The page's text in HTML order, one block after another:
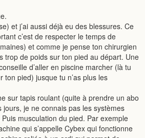
et j’ai aussi déjà eu des blessures. Ce
c’est de respecter le temps de
et comme je pense ton chirurgien
trop de poids sur ton pied au départ. Une
d’aller en piscine marcher (là tu
ton pied) jusque tu n’as plus les
sur tapis roulant (quite à prendre un abo
je ne connais pas les systèmes
musculation du pied. Par exemple
qui s’appelle Cybex qui fonctionne